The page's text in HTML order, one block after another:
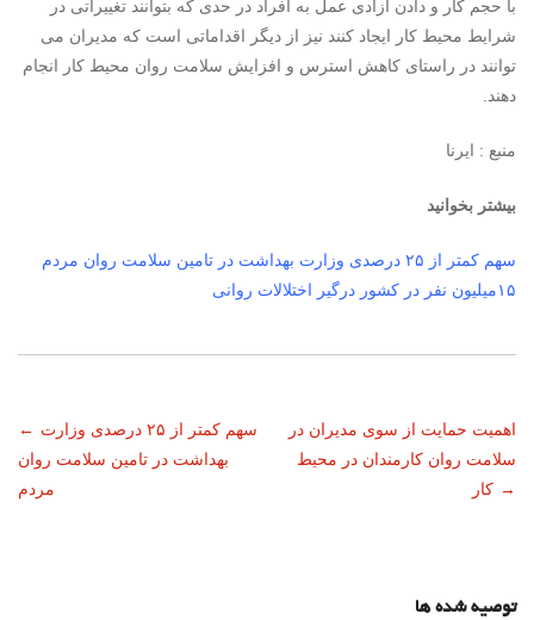
با حجم کار و دادن آزادی عمل به افراد در حدی که بتوانند تغییراتی در
شرایط محیط کار ایجاد کنند نیز از دیگر اقداماتی است که مدیران می
توانند در راستای کاهش استرس و افزایش سلامت روان محیط کار انجام
دهند.
منبع : ایرنا
بیشتر بخوانید
سهم کمتر از ۲۵ درصدی وزارت بهداشت در تامین سلامت روان مردم
۱۵میلیون نفر در کشور درگیر اختلالات روانی
ناوبری
نوشته
← سهم کمتر از ۲۵ درصدی وزارت
بهداشت در تامین سلامت روان
مردم
اهمیت حمایت از سوی مدیران در
سلامت روان کارمندان در محیط
کار →
توصیه شده ها